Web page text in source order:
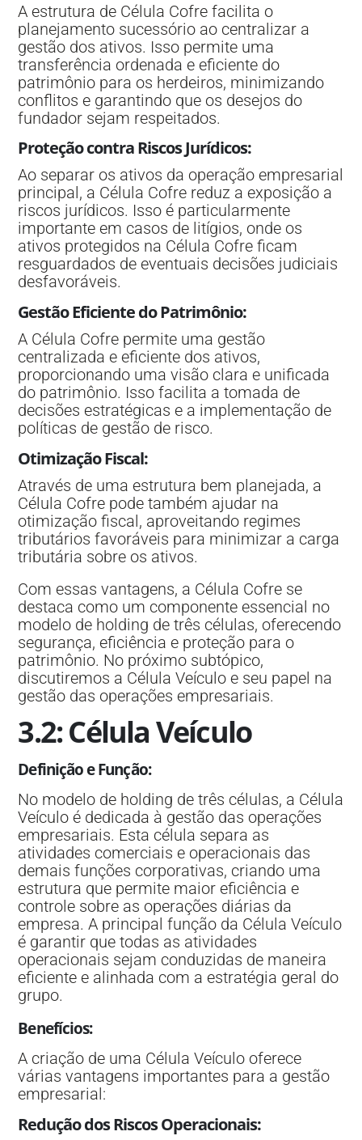
A estrutura de Célula Cofre facilita o
planejamento sucessório ao centralizar a
gestão dos ativos. Isso permite uma
transferência ordenada e eficiente do
patrimônio para os herdeiros, minimizando
conflitos e garantindo que os desejos do
fundador sejam respeitados.
Proteção contra Riscos Jurídicos:
Ao separar os ativos da operação empresarial
principal, a Célula Cofre reduz a exposição a
riscos jurídicos. Isso é particularmente
importante em casos de litígios, onde os
ativos protegidos na Célula Cofre ficam
resguardados de eventuais decisões judiciais
desfavoráveis.
Gestão Eficiente do Patrimônio:
A Célula Cofre permite uma gestão
centralizada e eficiente dos ativos,
proporcionando uma visão clara e unificada
do patrimônio. Isso facilita a tomada de
decisões estratégicas e a implementação de
políticas de gestão de risco.
Otimização Fiscal:
Através de uma estrutura bem planejada, a
Célula Cofre pode também ajudar na
otimização fiscal, aproveitando regimes
tributários favoráveis para minimizar a carga
tributária sobre os ativos.
Com essas vantagens, a Célula Cofre se
destaca como um componente essencial no
modelo de holding de três células, oferecendo
segurança, eficiência e proteção para o
patrimônio. No próximo subtópico,
discutiremos a Célula Veículo e seu papel na
gestão das operações empresariais.
3.2: Célula Veículo
Definição e Função:
No modelo de holding de três células, a Célula
Veículo é dedicada à gestão das operações
empresariais. Esta célula separa as
atividades comerciais e operacionais das
demais funções corporativas, criando uma
estrutura que permite maior eficiência e
controle sobre as operações diárias da
empresa. A principal função da Célula Veículo
é garantir que todas as atividades
operacionais sejam conduzidas de maneira
eficiente e alinhada com a estratégia geral do
grupo.
Benefícios:
A criação de uma Célula Veículo oferece
várias vantagens importantes para a gestão
empresarial:
Redução dos Riscos Operacionais: